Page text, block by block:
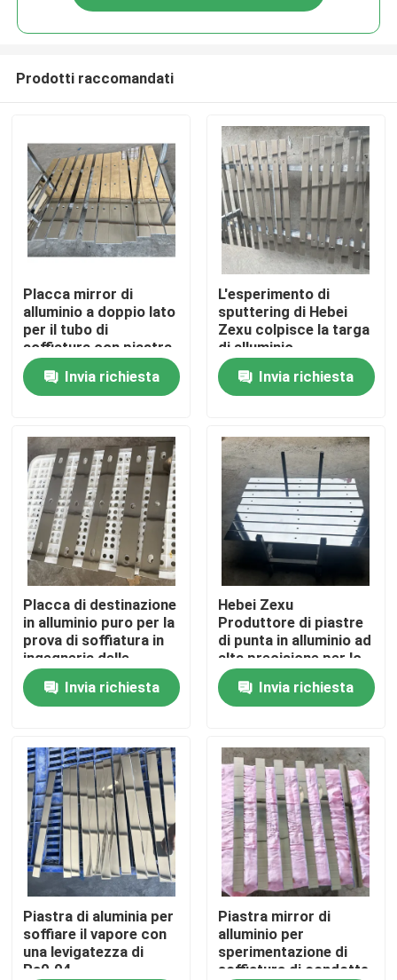
Casa
Prodotti
Video
Manifestazione di VR
Circa noi
Giro della fabbrica
Controllo di qualità
Contattici
Notizie
Richieda una citazione
Prodotti raccomandati
Placca mirror di
alluminio a doppio lato
per il tubo di
soffiatura con piastra
mirante di alluminio
puro Invia richiesta
L'esperimento di
sputtering di Hebei
Zexu colpisce la targa
di alluminio
Invia richiesta
Placca di destinazione
in alluminio puro per la
prova di soffiatura in
ingegneria delle
tubazioni
Invia richiesta
Hebei Zexu
Produttore di piastre
di punta in alluminio ad
alta precisione per lo
sputtering
Invia richiesta
Piastra di aluminia per
soffiare il vapore con
una levigatezza di
Ra0.04
Piastra mirror di
alluminio per
sperimentazione di
soffiatura di condotte